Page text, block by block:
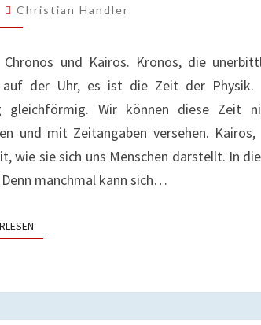
GEDANKEN
ZU
UND
KAIROS
Christian Handler
und Kairos. Kronos, die
der Uhr, es ist die Zeit der Physik.
gleichförmig. Wir können diese Zeit
und mit Zeitangaben versehen. Kairos,
wie sie sich uns Menschen darstellt. In
manchmal kann sich…